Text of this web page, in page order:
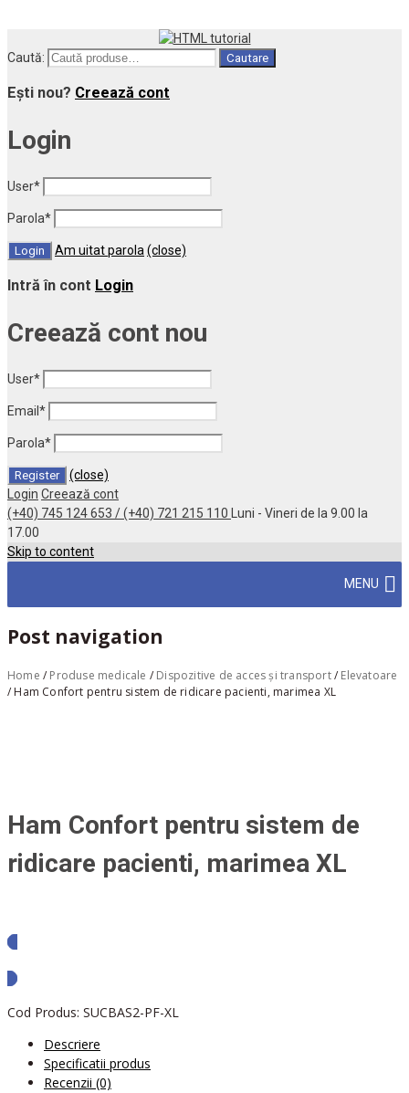
Caută: Cautare
Ești nou? Creează cont
Login
User*
Parola*
Am uitat parola (close)
Intră în cont Login
Creează cont nou
User*
Email *
Parola*
(close)
Login Creează cont
(+40) 745 124 653 / (+40) 721 215 110
Luni - Vineri de la 9.00 la
17.00
Skip to content
MENU
Post navigation
Home / Produse medicale / Dispozitive de acces și transport/ Elevatoare
/ Ham Confort pentru sistem de ridicare pacienti, marimea XL
Ham Confort pentru sistem de
ridicare pacienti, marimea XL
Cod Produs: SUCBAS2-PF-XL
Descriere
Specificatii produs
Recenzii (0)